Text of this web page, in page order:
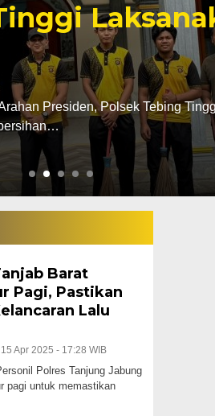
Pria
Tanjab Barat
inisial RN (25) di Kabupaten
Barat
Pagi, Pastikan
Lalu
Apr 2025 - 17:28 WIB
Polres Tanjung Jabung
pagi untuk memastikan